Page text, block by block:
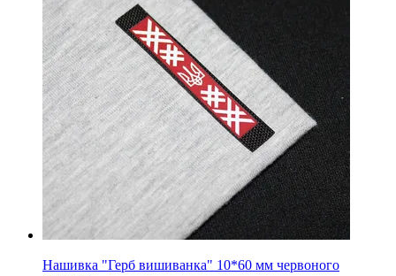
Нашивка "Герб вишиванка" 10*60 мм червоного